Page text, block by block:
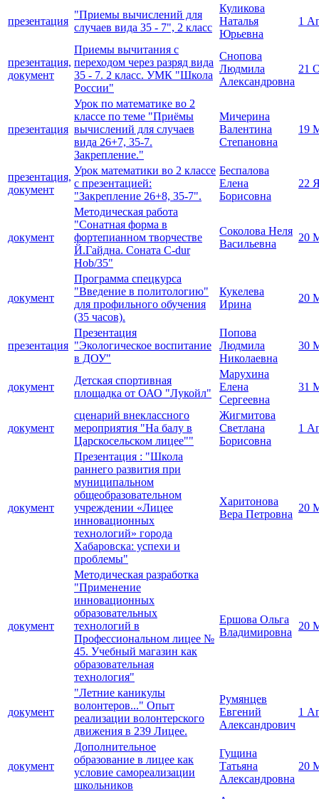
презентация
"Приемы вычислений для
случаев вида 35 - 7", 2 класс
Куликова
Наталья
Юрьевна
1
презентация,
документ
Приемы вычитания с
переходом через разряд вида
35 - 7. 2 класс. УМК "Школа
России"
Снопова
Людмила
Александровна
21
презентация
Урок по математике во 2
классе по теме "Приёмы
вычислений для случаев
вида 26+7, 35-7.
Закрепление."
Мичерина
Валентина
Степановна
19
презентация,
документ
Урок математики во 2 классе
с презентацией:
"Закрепление 26+8, 35-7".
Беспалова
Елена
Борисовна
22
документ
Методическая работа
"Сонатная форма в
фортепианном творчестве
Й.Гайдна. Соната C-dur
Hob/35"
Соколова Неля
Васильевна
20
документ
Программа спецкурса
"Введение в политологию"
для профильного обучения
(35 часов).
Кукелева
Ирина
20
презентация
Презентация
"Экологическое воспитание
в ДОУ"
Попова
Людмила
Николаевна
30
документ
Детская спортивная
площадка от ОАО "Лукойл"
Марухина
Елена
Сергеевна
31
документ
сценарий внеклассного
мероприятия "На балу в
Царскосельском лицее""
Жигмитова
Светлана
Борисовна
1
документ
Презентация : "Школа
раннего развития при
муниципальном
общеобразовательном
учреждении «Лицее
инновационных
технологий» города
Хабаровска: успехи и
проблемы"
Харитонова
Вера Петровна
20
документ
Методическая разработка
"Применение
инновационных
образовательных
технологий в
Профессиональном лицее №
45. Учебный магазин как
образовательная
технология"
Ершова Ольга
Владимировна
20
документ
"Летние каникулы
волонтеров..." Опыт
реализации волонтерского
движения в 239 Лицее.
Румянцев
Евгений
Александрович
1
документ
Дополнительное
образование в лицее как
условие самореализации
школьников
Гущина
Татьяна
Александровна
20